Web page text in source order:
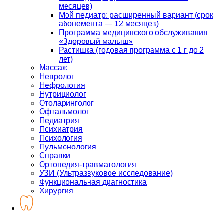
месяцев)
Мой педиатр: расширенный вариант (срок
абонемента — 12 месяцев)
Программа медицинского обслуживания
«Здоровый малыш»
Растишка (годовая программа с 1 г до 2
лет)
Массаж
Невролог
Нефрология
Нутрициолог
Отоларинголог
Офтальмолог
Педиатрия
Психиатрия
Психология
Пульмонология
Справки
Ортопедия-травматология
УЗИ (Ультразвуковое исследование)
Функциональная диагностика
Хирургия